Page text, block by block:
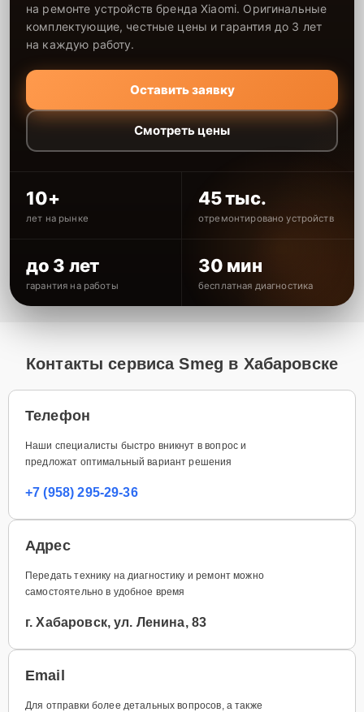
на ремонте устройств бренда Xiaomi. Оригинальные
комплектующие, честные цены и гарантия до 3 лет
на каждую работу.
Оставить заявку
Смотреть цены
10+
лет на рынке
45 тыс.
отремонтировано устройств
до 3 лет
гарантия на работы
30 мин
бесплатная диагностика
Контакты сервиса Smeg в Хабаровске
Телефон
Наши специалисты быстро вникнут в вопрос и
предложат оптимальный вариант решения
+7 (958) 295-29-36
Адрес
Передать технику на диагностику и ремонт можно
самостоятельно в удобное время
г. Хабаровск, ул. Ленина, 83
Email
Для отправки более детальных вопросов, а также